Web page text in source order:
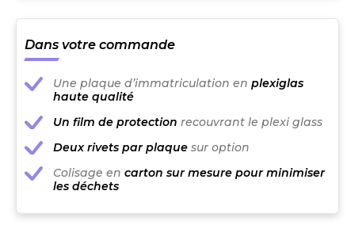
Dans votre commande
Une plaque d’immatriculation en plexiglas
haute qualité
Un film de protection recouvrant le plexi glass
Deux rivets par plaque sur option
Colisage en carton sur mesure pour minimiser
les déchets